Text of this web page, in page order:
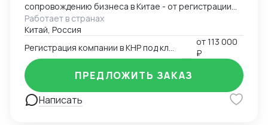
сопровождению бизнеса в Китае - от регистрации
компании с участием граждан России и получения
разрешения на работу, миграции бизнеса, открытия
счетов в местном банке, оформления приглашений
на въезд до взаимодействия с госорганами и
службами в Китае, проверки контрагентов до
подготовки и совершения сделок и абонентского
обслуживания бизнеса.
Работает в странах
Китай, Россия
от113 000
₽
Написать
ПРЕДЛОЖИТЬ ЗАКАЗ